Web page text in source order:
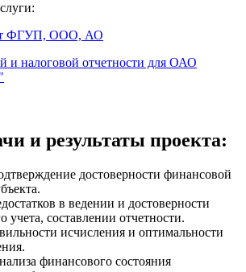
ФГУП, ООО, АО
и налоговой отчетности для ОАО
и результаты проекта:
достоверности финансовой
в ведении и достоверности
учета, составлении отчетности.
исчисления и оптимальности
финансового состояния